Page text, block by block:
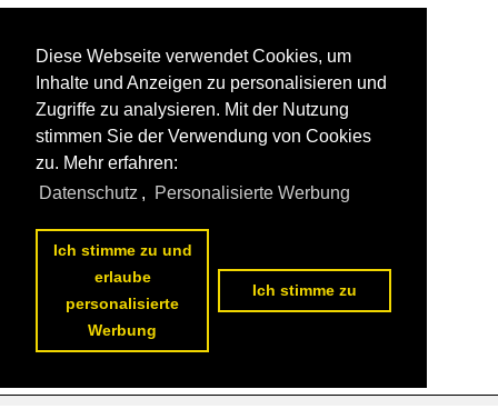
Diese Webseite verwendet Cookies, um
Inhalte und Anzeigen zu personalisieren und
Zugriffe zu analysieren. Mit der Nutzung
stimmen Sie der Verwendung von Cookies
zu. Mehr erfahren:
Datenschutz , Personalisierte Werbung
Ich stimme zu und
erlaube
personalisierte
Werbung
Ich stimme zu